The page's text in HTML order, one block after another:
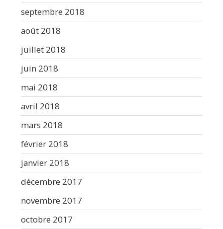
septembre 2018
août 2018
juillet 2018
juin 2018
mai 2018
avril 2018
mars 2018
février 2018
janvier 2018
décembre 2017
novembre 2017
octobre 2017